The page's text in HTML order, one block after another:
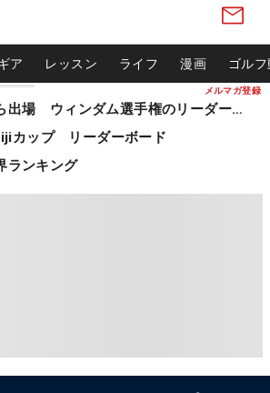
メルマガ登録
ア レッスン ライフ 漫画 ゴル
松山英樹ら出場 ウィンダム選手権のリーダーボード
カップ リーダーボード
ランキング